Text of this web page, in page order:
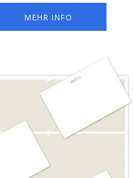
an der Oberseite.
à 250 Bogen (= 750
Der „Ab“-Preis gilt
MEHR INFO